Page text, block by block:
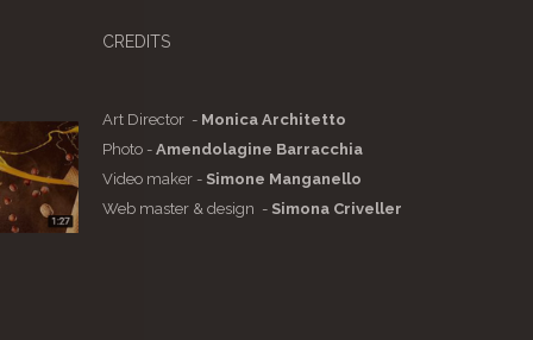
CREDITS
Art Director - Monica Architetto
Photo - Amendolagine Barracchia
Video maker - Simone Manganello
Web master & design - Simona Criveller